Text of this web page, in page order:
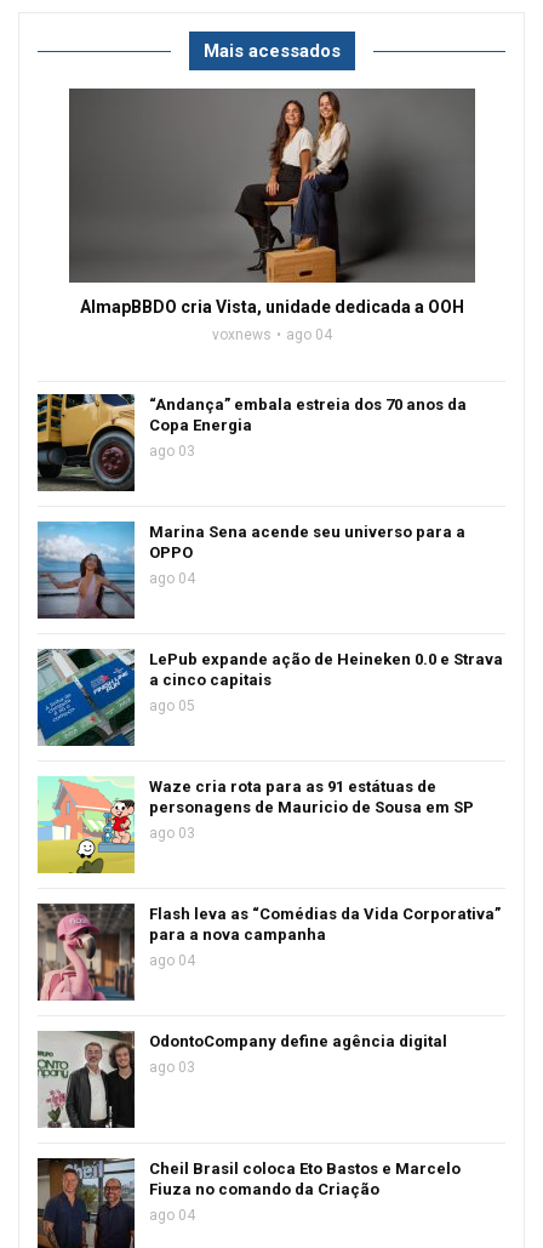
Mais acessados
AlmapBBDO cria Vista, unidade dedicada a OOH
voxnews ago 04
“Andança” embala estreia dos 70 anos da
Copa Energia
ago 03
Marina Sena acende seu universo para a
OPPO
ago 04
LePub expande ação de Heineken 0.0 e Strava
a cinco capitais
ago 05
Waze cria rota para as 91 estátuas de
personagens de Mauricio de Sousa em SP
ago 03
Flash leva as “Comédias da Vida Corporativa”
para a nova campanha
ago 04
OdontoCompany define agência digital
ago 03
Cheil Brasil coloca Eto Bastos e Marcelo
Fiuza no comando da Criação
ago 04